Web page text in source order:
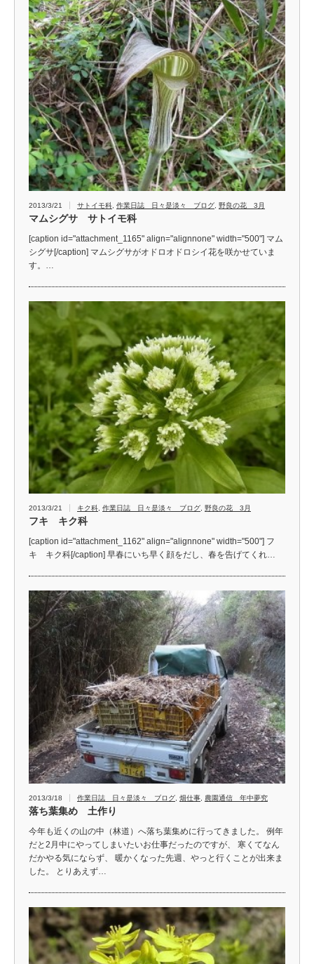
2013/3/21 サトイモ科 作業日誌 日々是淡々 ブログ 野良の花 3月
マムシグサ サトイモ科
[caption id="attachment_1165" align="alignnone" width="500"] マム
シグサ[/caption] マムシグサがオドロオドロシイ花を咲かせていま
す。…
2013/3/21 キク科, 作業日誌 日々是淡々 ブログ, 野良の花 3月
フキ キク科
[caption id="attachment_1162" align="alignnone" width="500"] フ
キ キク科[/caption] 早春にいち早く顔をだし、春を告げてくれ…
2013/3/18 作業日誌 日々是淡々 ブログ 畑仕事 農園通信 年中夢究
落ち葉集め 土作り
今年も近くの山の中（林道）へ落ち葉集めに行ってきました。 例年
だと2月中にやってしまいたいお仕事だったのですが、 寒くてなん
だかやる気にならず、 暖かくなった先週、やっと行くことが出来ま
した。 とりあえず…